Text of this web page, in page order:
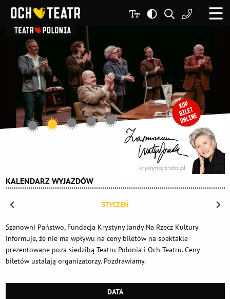
KALENDARZ WYJAZDÓW
STYCZEŃ
Szanowni Państwo, Fundacja Krystyny Jandy Na Rzecz Kultury
informuje, że nie ma wpływu na ceny biletów na spektakle
prezentowane poza siedzibą Teatru Polonia i Och-Teatru. Ceny
biletów ustalają organizatorzy. Pozdrawiamy.
DATA